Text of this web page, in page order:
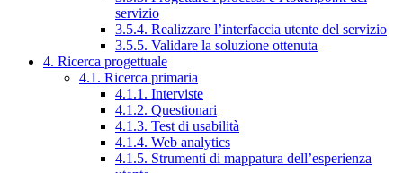
servizio
3.5.4. Realizzare l’interfaccia utente del servizio
3.5.5. Validare la soluzione ottenuta
4. Ricerca progettuale
4.1. Ricerca primaria
4.1.1. Interviste
4.1.2. Questionari
4.1.3. Test di usabilità
4.1.4. Web analytics
4.1.5. Strumenti di mappatura dell’esperienza